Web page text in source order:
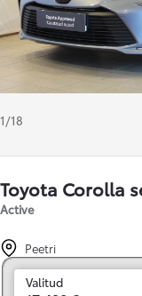
1/18
Toyota Corolla
Active
Peetri
Valitud